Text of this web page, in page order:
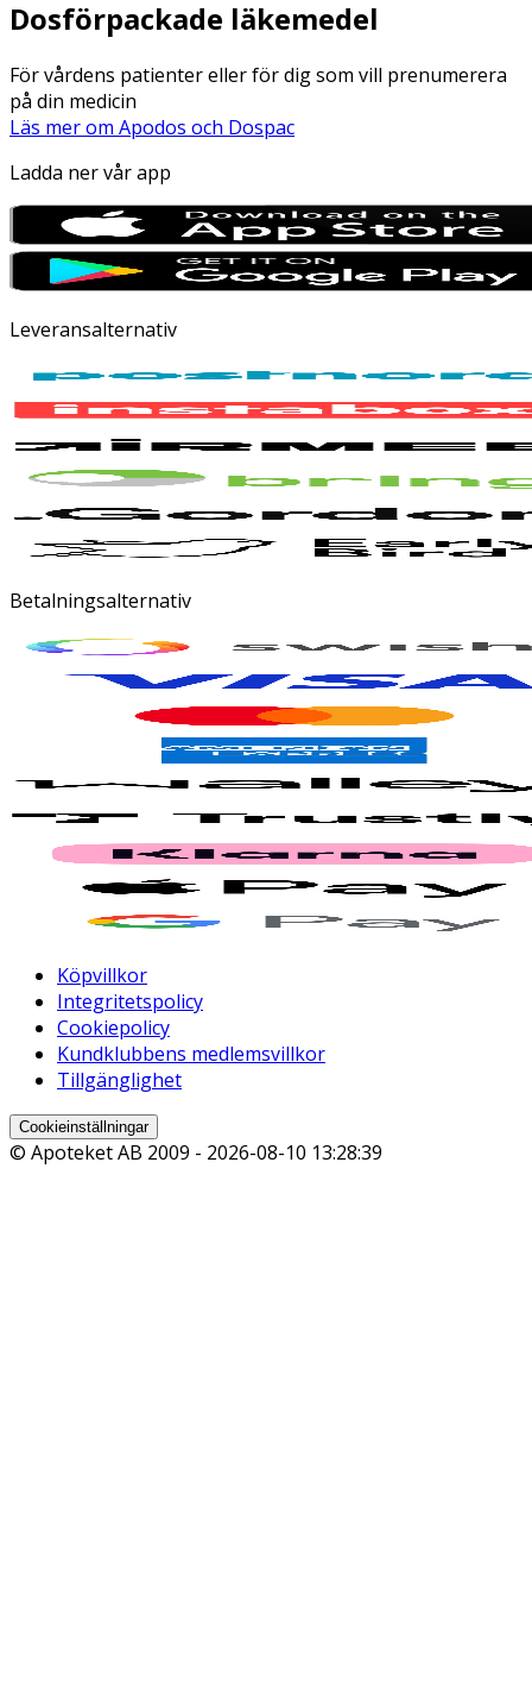
Dosförpackade läkemedel
För vårdens patienter eller för dig som vill prenumerera
på din medicin
Läs mer om Apodos och Dospac
Ladda ner vår app
Leveransalternativ
Betalningsalternativ
Köpvillkor
Integritetspolicy
Cookiepolicy
Kundklubbens medlemsvillkor
Tillgänglighet
Cookieinställningar
© Apoteket AB 2009 - 2026-08-10 13:28:39